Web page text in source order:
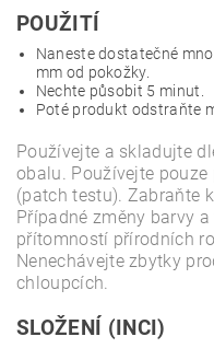
POUŽITÍ
Naneste dostatečné
mm od pokožky.
Nechte působit 5 minut.
Poté produkt odstraňte
Používejte a skladujte
obalu. Používejte
(patch testu). Zabraňte
Případné změny barvy
přítomností přírodních
Nenechávejte zbytky
chloupcích.
SLOŽENÍ (INCI)